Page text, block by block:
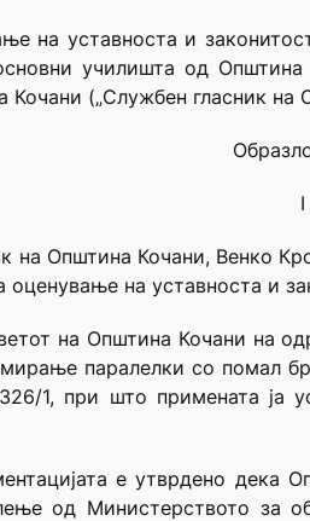
на уставноста и
училишта од
(„Службен гласник на
I
на Општина Кочани, Венко
оценување на уставноста и
на Општина Кочани на
паралелки со помал
1, при што примената
е утврдено
од Министерството за